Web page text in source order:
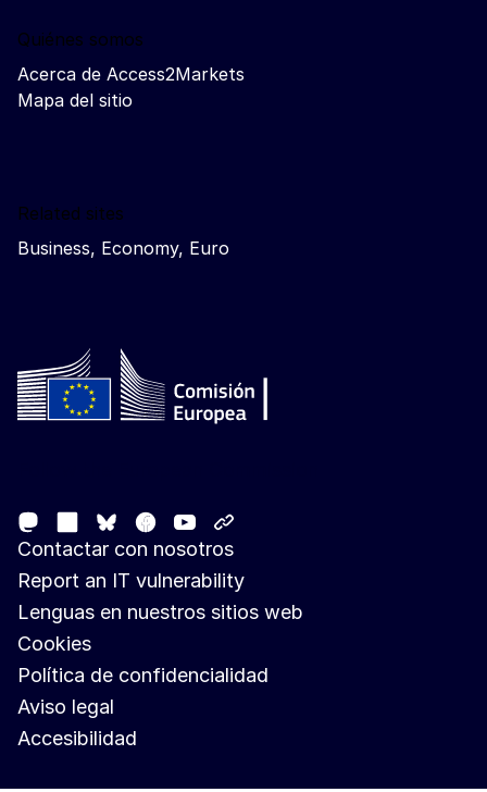
Quiénes somos
Acerca de Access2Markets
Mapa del sitio
Related sites
Business, Economy, Euro
MastodonLinkedIn
Bluesky
Facebook
Youtube
Contactar con nosotros
Report an IT vulnerability
Lenguas en nuestros sitios web
Cookies
Política de confidencialidad
Aviso legal
Accesibilidad